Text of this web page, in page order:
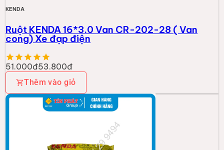
KENDA
Ruột KENDA 16*3.0 Van CR-202-28 ( Van
cong) Xe đạp điện
51.000đ53.800đ
Thêm vào giỏ